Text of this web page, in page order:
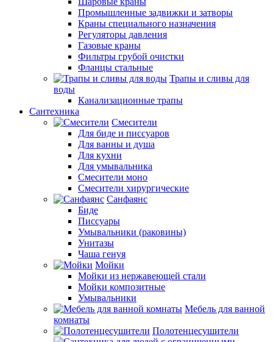
Промышленные задвижки и затворы
Краны специального назначения
Регуляторы давления
Газовые краны
Фильтры грубой очистки
Фланцы стальные
Трапы и сливы для
воды
Канализационные трапы
Сантехника
Смесители
Для биде и писсуаров
Для ванны и душа
Для кухни
Для умывальника
Смесители моно
Смесители хирургические
Санфаянс
Биде
Писсуары
Умывальники (раковины)
Унитазы
Чаша генуя
Мойки
Мойки из нержавеющей стали
Мойки композитные
Умывальники
Мебель для ванной
комнаты
Полотенцесушители